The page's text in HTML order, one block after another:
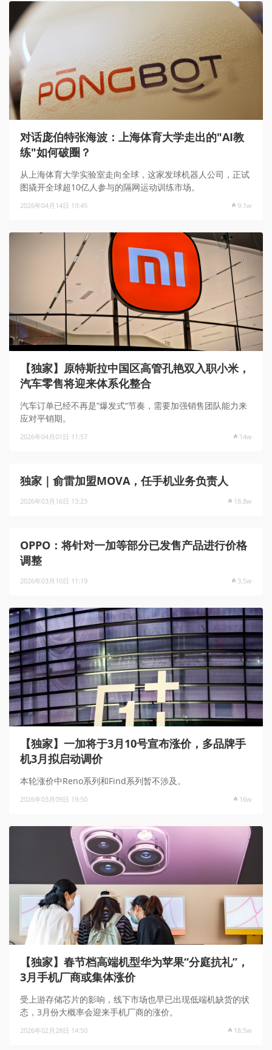
对话庞伯特张海波：上海体育大学走出的"AI教
练"如何破圈？
从上海体育大学实验室走向全球，这家发球机器人公司，正试
图撬开全球超10亿人参与的隔网运动训练市场。
2026年04月14日 19:45 9.1w
【独家】原特斯拉中国区高管孔艳双入职小米，
汽车零售将迎来体系化整合
汽车订单已经不再是”爆发式“节奏，需要加强销售团队能力来
应对平销期。
2026年04月01日 11:57 14w
独家｜俞雷加盟MOVA，任手机业务负责人
2026年03月16日 13:23 18.8w
OPPO：将针对一加等部分已发售产品进行价格
调整
2026年03月10日 11:19 3.5w
【独家】一加将于3月10号宣布涨价，多品牌手
机3月拟启动调价
本轮涨价中Reno系列和Find系列暂不涉及。
2026年03月09日 19:50 16w
【独家】春节档高端机型华为苹果“分庭抗礼”，
3月手机厂商或集体涨价
受上游存储芯片的影响，线下市场也早已出现低端机缺货的状
态，3月份大概率会迎来手机厂商的涨价。
2026年02月28日 14:50 18.5w